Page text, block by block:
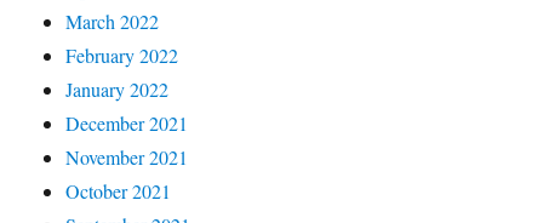
March 2022
February 2022
January 2022
December 2021
November 2021
October 2021